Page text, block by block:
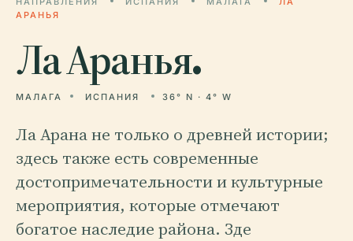
АРАНЬЯ
ЛаАранья.
МАЛАГА ИСПАНИЯ 36° N · 4° W
Ла Арана не только о древней истории;
здесь также есть современные
достопримечательности и культурные
мероприятия, которые отмечают
богатое наследие района. Зде